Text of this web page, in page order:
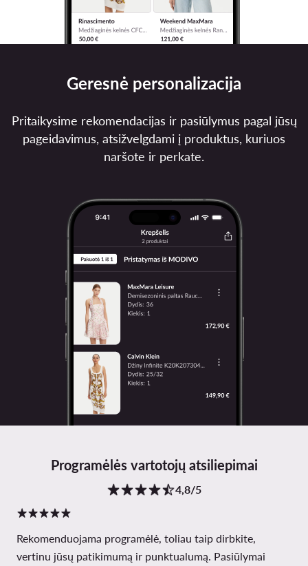
Programėlės vartotojų atsiliepimai
4,8/5
Rekomenduojama programėlė, toliau taip dirbkite,
vertinu jūsų patikimumą ir punktualumą. Pasiūlymai
Geresnė personalizacija
Pritaikysime rekomendacijas ir pasiūlymus pagal jūsų
pageidavimus, atsižvelgdami į produktus, kuriuos
naršote ir perkate.